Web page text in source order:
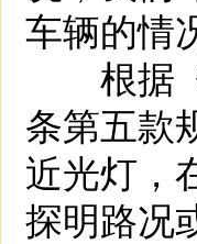
车辆的情
根据《
条第五款
近光灯，
探明路况